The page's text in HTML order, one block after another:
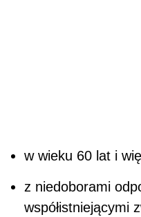
w wieku 60 lat i
z niedoborami
współistniejącymi